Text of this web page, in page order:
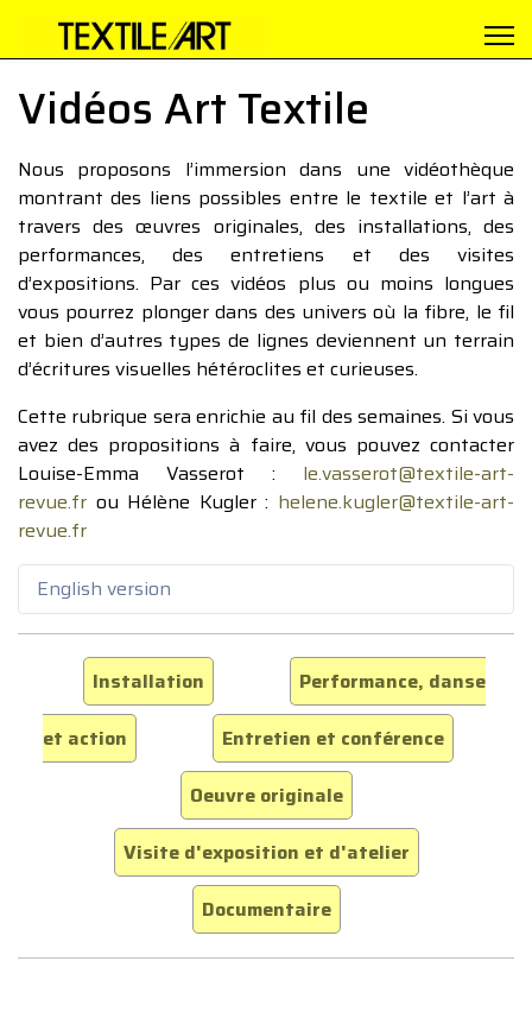
Vidéos Art Textile
Nous proposons l’immersion dans une vidéothèque
montrant des liens possibles entre le textile et l’art à
travers des œuvres originales, des installations, des
performances, des entretiens et des visites
d’expositions. Par ces vidéos plus ou moins longues
vous pourrez plonger dans des univers où la fibre, le fil
et bien d’autres types de lignes deviennent un terrain
d’écritures visuelles hétéroclites et curieuses.
Cette rubrique sera enrichie au fil des semaines. Si vous
avez des propositions à faire, vous pouvez contacter
Louise-Emma Vasserot : le.vasserot@textile-art-
revue.fr ou Hélène Kugler : helene.kugler@textile-art-
revue.fr
English version
Installation
Performance, danse
et action
Entretien et conférence
Oeuvre originale
Visite d'exposition et d'atelier
Documentaire